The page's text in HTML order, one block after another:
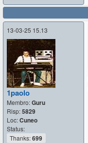
13-03-25 15.13
1paolo
Membro:Guru
Risp:5829
Loc:Cuneo
Status:
Thanks:699